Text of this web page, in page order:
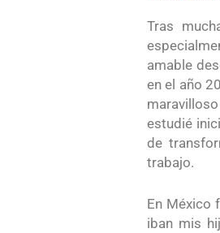
Tras
amable
en el año
estudié
de
trabajo.
En México
iban mis